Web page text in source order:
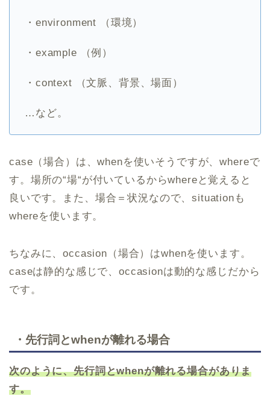
・environment （環境）
・example （例）
・context （文脈、背景、場面）
…など。
case（場合）は、whenを使いそうですが、whereで
す。場所の“場“が付いているからwhereと覚えると
良いです。また、場合＝状況なので、situationも
whereを使います。
ちなみに、occasion（場合）はwhenを使います。
caseは静的な感じで、occasionは動的な感じだから
です。
・先行詞とwhenが離れる場合
次のように、先行詞とwhenが離れる場合がありま
す。